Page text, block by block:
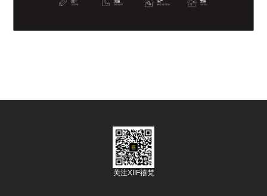
关注XIIF禧梵